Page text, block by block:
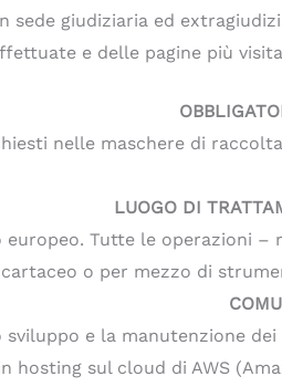
giudiziaria ed
e delle pagine più
nelle maschere di
LUOGO DI
Tutte le operazioni –
o per mezzo di
sviluppo e la manutenzione
hosting sul cloud di AWS